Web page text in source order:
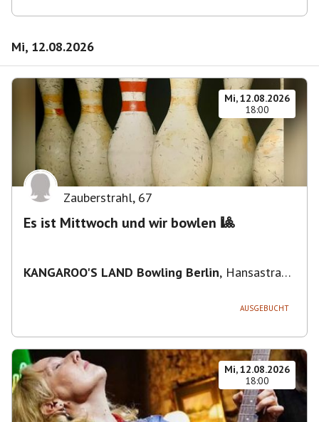
Mi, 12.08.2026
Mi, 12.08.2026
18:00
Zauberstrahl, 67
Es ist Mittwoch und wir bowlen 🎱
KANGAROO'S LAND Bowling Berlin, Hansastraße
AUSGEBUCHT
Mi, 12.08.2026
18:00